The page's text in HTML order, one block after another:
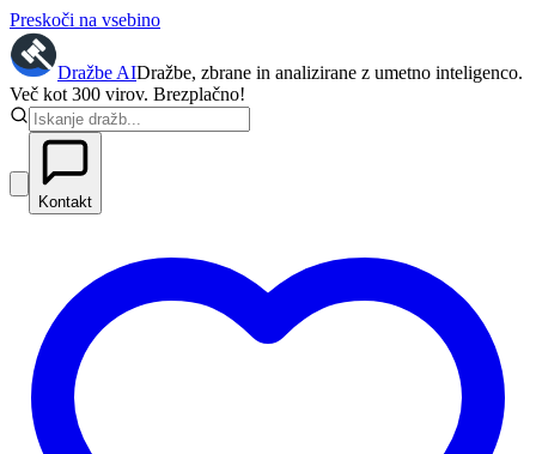
Preskoči na vsebino
Dražbe AIDražbe, zbrane in analizirane z umetno inteligenco.
Več kot 300 virov. Brezplačno!
Kontakt